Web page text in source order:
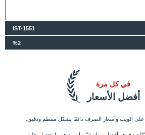
IST-1551
%2
أفضل الأسعار
في كل مرة
الويب وأسعار الصرف دائمًا بشكل منتظم ودقيق.